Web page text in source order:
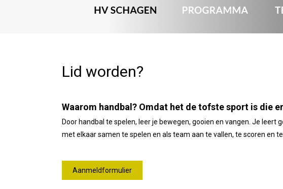
Lid worden?
Waarom handbal? Omdat het de tofste sport is die
Door handbal te spelen, leer je bewegen, gooien en vangen. Je
met elkaar samen te spelen en als team aan te vallen, te scoren en
Aanmeldformulier